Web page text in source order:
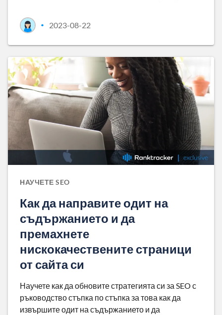
• 2023-08-22
НАУЧЕТЕ SEO
Как да направите одит на
съдържанието и да
премахнете
нискокачествените страници
от сайта си
Научете как да обновите стратегията си за SEO с
ръководство стъпка по стъпка за това как да
извършите одит на съдържанието и да